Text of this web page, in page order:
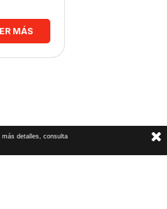
MÁS
más detalles, consulta